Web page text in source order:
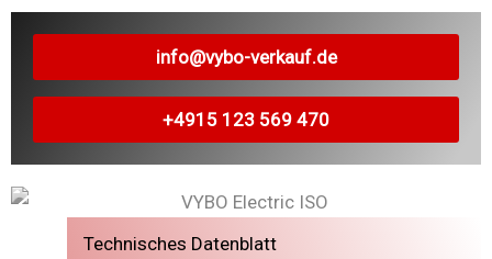
info@vybo-verkauf.de
+4915 123 569 470
Technisches Datenblatt